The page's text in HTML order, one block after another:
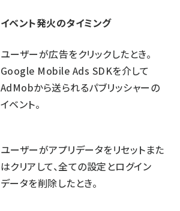
イベント発火のタイミング
ユーザーが広告をクリックしたとき。
Google Mobile Ads SDKを介して
AdMobから送られるパブリッシャーの
イベント。
ユーザーがアプリデータをリセットまた
はクリアして、全ての設定とログイン
データを削除したとき。